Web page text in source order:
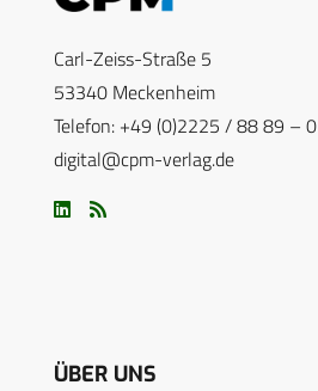
Carl-Zeiss-Straße 5
53340 Meckenheim
Telefon: +49 (0)2225 / 88 89 – 0
digital@cpm-verlag.de
ÜBER UNS